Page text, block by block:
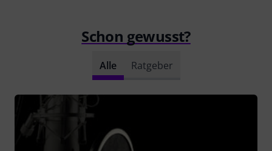
Schon gewusst?
Alle Ratgeber